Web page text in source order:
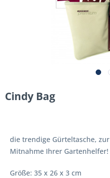
Cindy Bag
die trendige Gürteltasche,
Mitnahme Ihrer Gartenhelfer!
Größe: 35 x 26 x 3 cm